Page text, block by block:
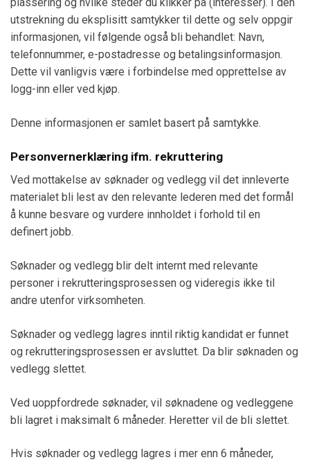
utstrekning du eksplisitt samtykker til dette og selv oppgir
informasjonen, vil følgende også bli behandlet: Navn,
telefonnummer, e-postadresse og betalingsinformasjon.
Dette vil vanligvis være i forbindelse med opprettelse av
logg-inn eller ved kjøp.
Denne informasjonen er samlet basert på samtykke.
Personvernerklæring ifm. rekruttering
Ved mottakelse av søknader og vedlegg vil det innleverte
materialet bli lest av den relevante lederen med det formål
å kunne besvare og vurdere innholdet i forhold til en
definert jobb.
Søknader og vedlegg blir delt internt med relevante
personer i rekrutteringsprosessen og videregis ikke til
andre utenfor virksomheten.
Søknader og vedlegg lagres inntil riktig kandidat er funnet
og rekrutteringsprosessen er avsluttet. Da blir søknaden og
vedlegg slettet.
Ved uoppfordrede søknader, vil søknadene og vedleggene
bli lagret i maksimalt 6 måneder. Heretter vil de bli slettet.
Hvis søknader og vedlegg lagres i mer enn 6 måneder,